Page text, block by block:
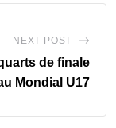
NEXT POST
de finale
Mondial U17